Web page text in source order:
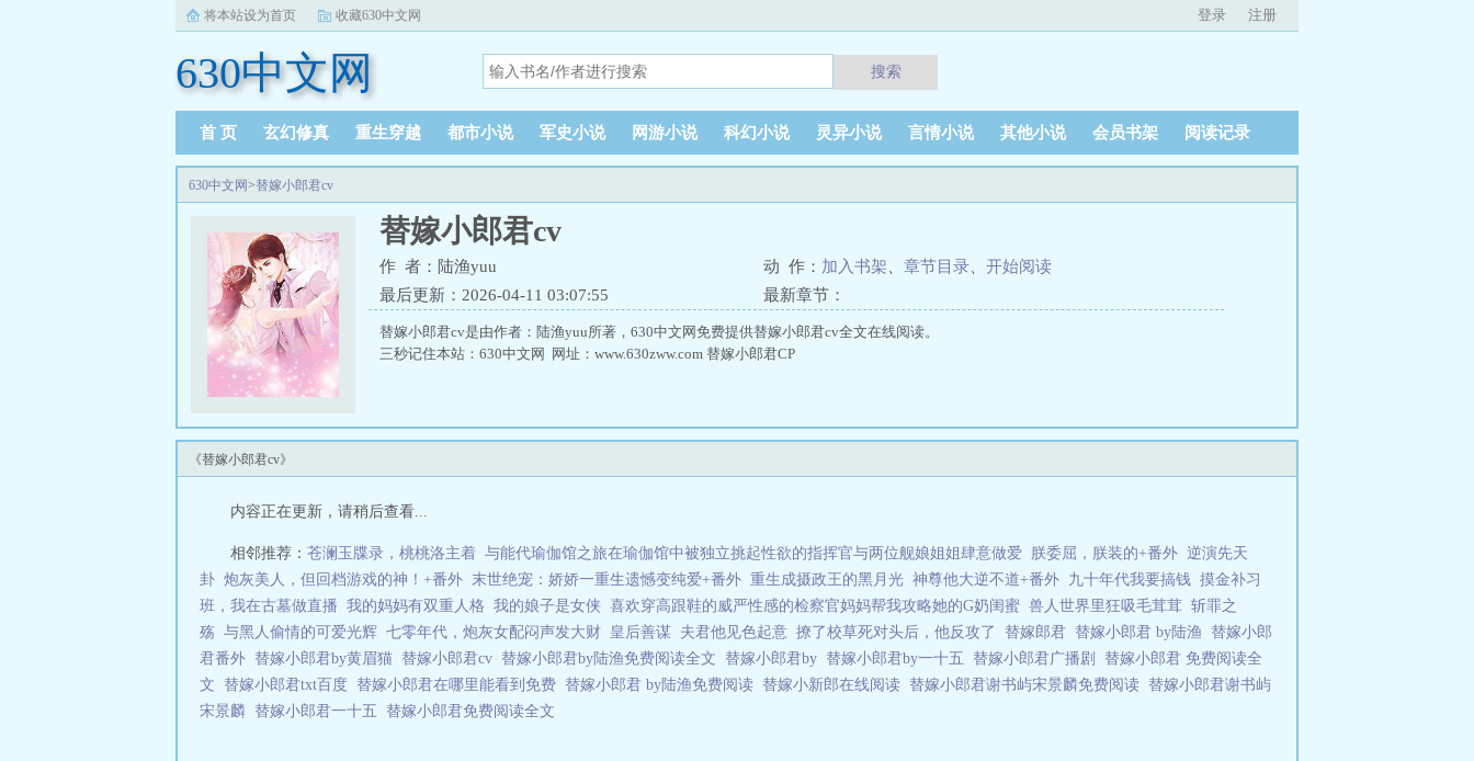
将本站设为首页 收藏630中文网 登录 注册
630中文网 搜索
首 页 玄幻修真 重生穿越 都市小说 军史小说 网游小说 科幻小说 灵异小说 言情小说 其他小说 会员书架 阅读记录
630中文网>替嫁小郎君cv
替嫁小郎君cv
作 者：陆渔yuu 动 作： 加入书架 章节目录
开始阅读
最后更新：2026-04-11 03:07:55
最新章节：
替嫁小郎君cv是由作者：陆渔yuu所著，630中文网免费提供替嫁小郎君cv全文在线阅读。
三秒记住本站：630中文网 网址：www.630zww.com 替嫁小郎君CP
《替嫁小郎君cv》
内容正在更新，请稍后查看...
相邻推荐： 苍澜玉牒录，桃桃洛主着 与能代瑜伽馆之旅在瑜伽馆中被独立挑起性欲的指挥官与两位舰娘姐姐肆意做爱 朕委屈，朕装的+番外 逆演先天
卦 炮灰美人，但回档游戏的神！+番外 末世绝宠：娇娇一重生遗憾变纯爱+番外 重生成摄政王的黑月光 神尊他大逆不道+番外 九十年代我要搞钱 摸金补习
班，我在古墓做直播 我的妈妈有双重人格 我的娘子是女侠 喜欢穿高跟鞋的威严性感的检察官妈妈帮我攻略她的G奶闺蜜 兽人世界里狂吸毛茸茸 斩罪之
殇 与黑人偷情的可爱光辉 七零年代，炮灰女配闷声发大财 皇后善谋 夫君他见色起意 撩了校草死对头后，他反攻了 替嫁郎君 替嫁小郎君 by陆渔 替嫁小郎
君番外 替嫁小郎君by黄眉猫 替嫁小郎君cv 替嫁小郎君by陆渔免费阅读全文 替嫁小郎君by 替嫁小郎君by一十五 替嫁小郎君广播剧 替嫁小郎君 免费阅读全
文 替嫁小郎君txt百度 替嫁小郎君在哪里能看到免费 替嫁小郎君 by陆渔免费阅读 替嫁小新郎在线阅读 替嫁小郎君谢书屿宋景麟免费阅读 替嫁小郎君谢书屿
宋景麟 替嫁小郎君一十五 替嫁小郎君免费阅读全文